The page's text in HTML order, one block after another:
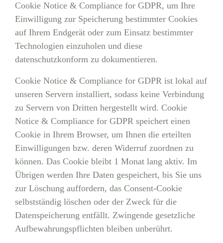
Cookie Notice & Compliance for GDPR, um Ihre
Einwilligung zur Speicherung bestimmter Cookies
auf Ihrem Endgerät oder zum Einsatz bestimmter
Technologien einzuholen und diese
datenschutzkonform zu dokumentieren.
Cookie Notice & Compliance for GDPR ist lokal auf
unseren Servern installiert, sodass keine Verbindung
zu Servern von Dritten hergestellt wird. Cookie
Notice & Compliance for GDPR speichert einen
Cookie in Ihrem Browser, um Ihnen die erteilten
Einwilligungen bzw. deren Widerruf zuordnen zu
können. Das Cookie bleibt 1 Monat lang aktiv. Im
Übrigen werden Ihre Daten gespeichert, bis Sie uns
zur Löschung auffordern, das Consent-Cookie
selbstständig löschen oder der Zweck für die
Datenspeicherung entfällt. Zwingende gesetzliche
Aufbewahrungspflichten bleiben unberührt.